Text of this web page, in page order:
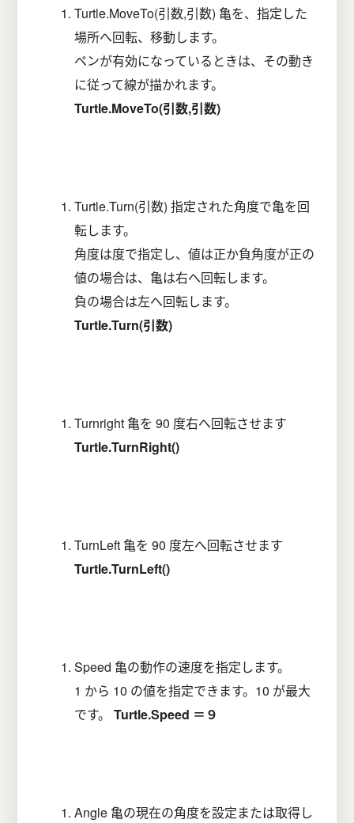
Turtle.MoveTo(引数,引数) 亀を、指定した
場所へ回転、移動します。
ペンが有効になっているときは、その動き
に従って線が描かれます。
Turtle.MoveTo(引数,引数)
Turtle.Turn(引数) 指定された角度で亀を回
転します。
角度は度で指定し、値は正か負角度が正の
値の場合は、亀は右へ回転します。
負の場合は左へ回転します。
Turtle.Turn(引数)
Turnright 亀を 90 度右へ回転させます
Turtle.TurnRight()
TurnLeft 亀を 90 度左へ回転させます
Turtle.TurnLeft()
Speed 亀の動作の速度を指定します。
1 から 10 の値を指定できます。10 が最大
です。Turtle.Speed ＝９
Angle 亀の現在の角度を設定または取得し